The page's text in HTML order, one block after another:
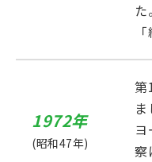
た。
1972年
(昭和47年)
第
ま
察